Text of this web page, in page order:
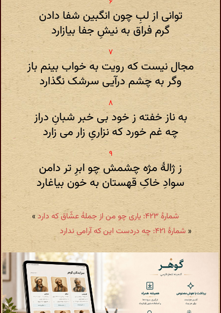
توانی از لبِ چون انگبین شفا دادن
گرم فراق به نیشِ جفا بیازارد
مجال نیست که رویت به خواب بینم باز
وگر به چشم درآیی سرشک نگذارد
به ناز خفته ز خود بی خبر شبانِ دراز
چه غم خورد که نزاریِ زار می زارد
ز ژالۀ مژه چشمش چو ابرِ تر دامن
سوادِ خاکِ قهستان به خون بیاغارد
شمارهٔ ۴۲۳: یاری چو من از جملۀ عشّاق که دارد
»
« شمارهٔ ۴۲۱: چه دردست این که آرامی ندارد